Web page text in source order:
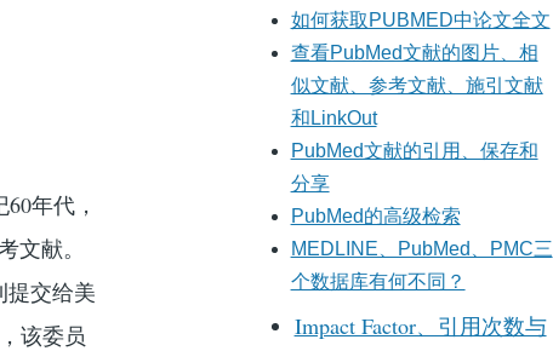
年代，
文献。
提交给美
该委员
如何获取PUBMED中论文全文
查看PubMed文献的图片、相
似文献、参考文献、施引文献
和LinkOut
PubMed文献的引用、保存和
分享
PubMed的高级检索
MEDLINE、PubMed、PMC三
个数据库有何不同？
Impact Factor、引用次数与